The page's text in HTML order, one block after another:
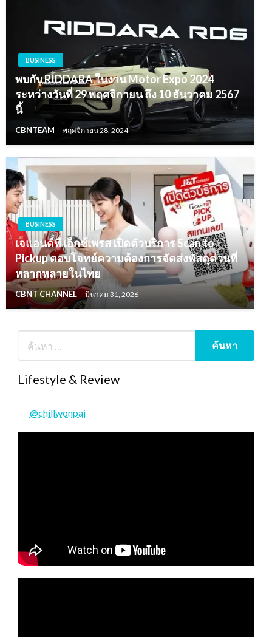
BUSINESS
พบกับ RIDDARA ในงาน Motor Expo 2024
ระหว่างวันที่ 29 พฤศจิกายน ถึง 10 ธันวาคม 2567
นี้
CBNTEAM พฤศจิกายน 28, 2024
BUSINESS
เจแอนด์ที เอ็กซ์เพรส เปิดตัวบริการ Scan to
Pickup ตอบโจทย์ความต้องการจัดส่งพัสดุด่วนที่
หลากหลายในไทย
CBNT CHANNEL มีนาคม 31, 2026
Lifestyle & Review
@chillwonpai